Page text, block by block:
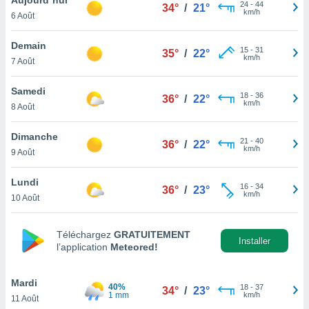
et
»,
au
vous
qu'ils
ou
le
ainsi
un
la
du
6 Août
34° / 21° 24- 44
km/h
Demain
7 Août
35° / 22° 15- 31
km/h
Samedi
8 Août
36° / 22° 18- 36
km/h
Dimanche
9 Août
36° / 22° 21 - 40
km/h
Lundi
10 Août
36° / 23° 16- 34
km/h
Téléchargez GRATUITEMENT
l’application Meteored!
Installer
Mardi
11 Août
40%
1 mm
34° / 23° 18- 37
km/h